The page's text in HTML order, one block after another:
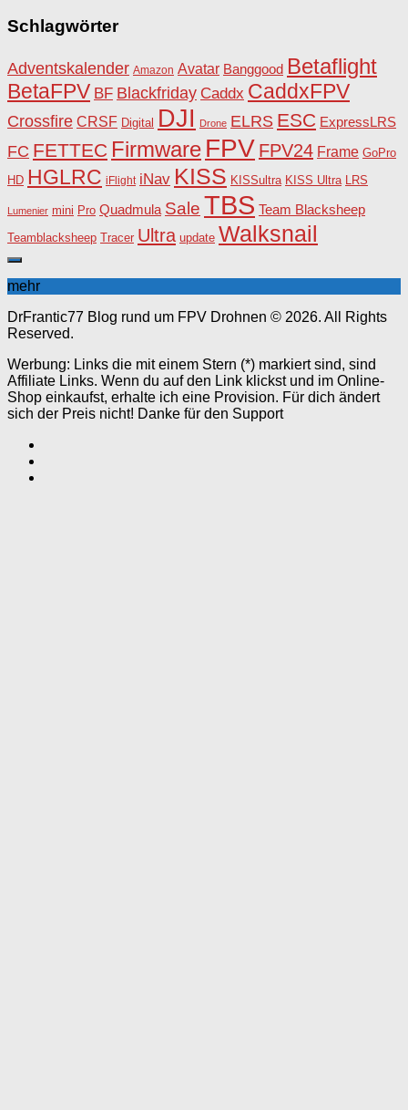
Schlagwörter
Adventskalender Amazon Avatar Banggood Betaflight
BetaFPV BF Blackfriday Caddx CaddxFPV
Crossfire CRSF Digital DJI Drone ELRS ESC ExpressLRS
FC FETTEC Firmware FPV FPV24 Frame GoPro
HD HGLRC iFlight iNav KISS KISSultra KISS Ultra LRS
Lumenier mini Pro Quadmula Sale TBS Team Blacksheep
Teamblacksheep Tracer Ultra update Walksnail
mehr
DrFrantic77 Blog rund um FPV Drohnen © 2026. All Rights
Reserved.
Werbung: Links die mit einem Stern (*) markiert sind, sind
Affiliate Links. Wenn du auf den Link klickst und im Online-
Shop einkaufst, erhalte ich eine Provision. Für dich ändert
sich der Preis nicht! Danke für den Support